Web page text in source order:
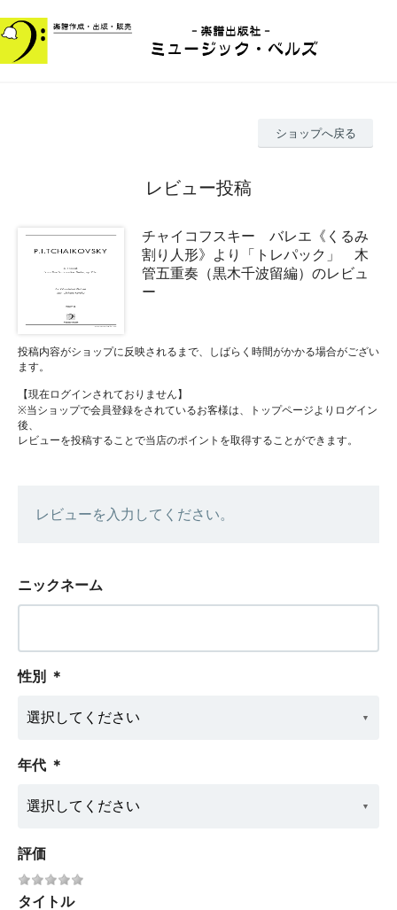
ショップへ戻る
レビュー投稿
チャイコフスキー バレエ《くるみ
割り人形》より「トレパック」 木
管五重奏（黒木千波留編）のレビュ
ー
投稿内容がショップに反映されるまで、しばらく時間がかかる場合がござい
ます。
【現在ログインされておりません】
※当ショップで会員登録をされているお客様は、トップページよりログイン
後、
レビューを投稿することで当店のポイントを取得することができます。
レビューを入力してください。
ニックネーム
性別 ＊
年代 ＊
評価
タイトル